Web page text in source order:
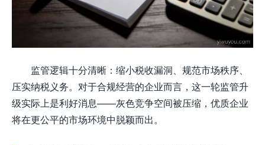
监管逻辑十分清晰：缩小税收漏洞、规范市场秩序、
压实纳税义务。对于合规经营的企业而言，这一轮监管升
级实际上是利好消息——灰色竞争空间被压缩，优质企业
将在更公平的市场环境中脱颖而出。